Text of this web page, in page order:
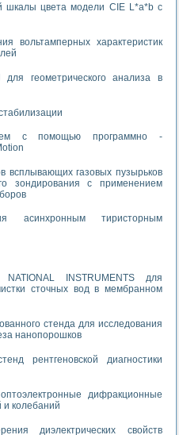
шкалы цвета модели CIE L*a*b с
вольтамперных характеристик
геометрического анализа в
с помощью программно -
всплывающих газовых пузырьков
зондирования с применением
асинхронным тиристорным
INSTRUMENTS для
сточных вод в мембранном
стенда для исследования
нанопорошков
рентгеновской диагностики
дифракционные
колебаний
диэлектрических свойств